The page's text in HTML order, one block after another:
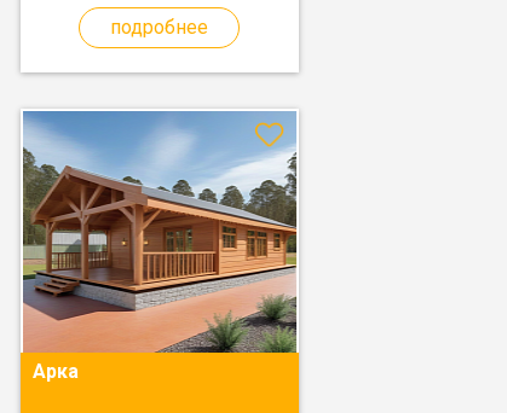
подробнее
Арка